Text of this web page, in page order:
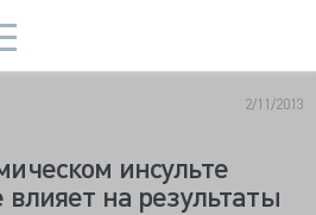
2/11/2013
инсульте
на результаты